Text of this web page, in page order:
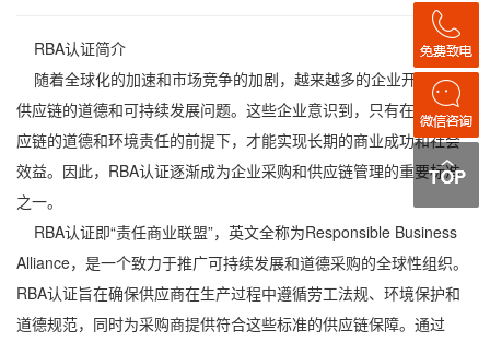
RBA认证简介
随着全球化的加速和市场竞争的加剧，越来越多的企业开始重视
供应链的道德和可持续发展问题。这些企业意识到，只有在保障供
应链的道德和环境责任的前提下，才能实现长期的商业成功和社会
效益。因此，RBA认证逐渐成为企业采购和供应链管理的重要标准
之一。
RBA认证即“责任商业联盟”，英文全称为Responsible Business
Alliance，是一个致力于推广可持续发展和道德采购的全球性组织。
RBA认证旨在确保供应商在生产过程中遵循劳工法规、环境保护和
道德规范，同时为采购商提供符合这些标准的供应链保障。通过